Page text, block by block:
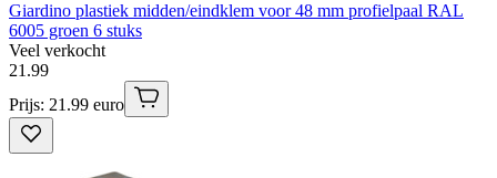
Giardino plastiek midden/eindklem voor 48 mm profielpaal RAL
6005 groen 6 stuks
Veel verkocht
21 .99
Prijs: 21.99 euro